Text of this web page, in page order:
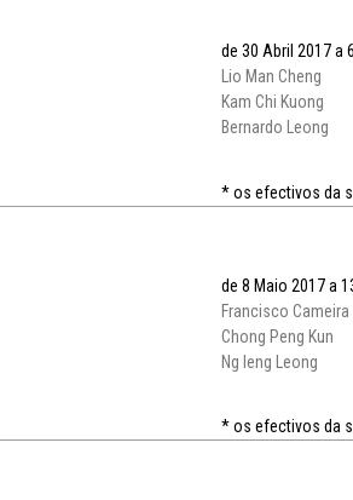
de 30 Abril 2017 a
Lio Man Cheng
Kam Chi Kuong
Bernardo Leong
* os efectivos da
de 8 Maio 2017 a
Francisco
Chong Peng Kun
Ng Ieng Leong
* os efectivos da